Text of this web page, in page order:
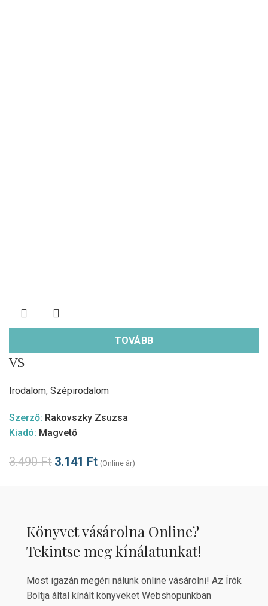
TOVÁBB
VS
Irodalom, Szépirodalom
Szerző: Rakovszky Zsuzsa
Kiadó: Magvető
3.490Ft 3.141 Ft (Online ár)
Könyvet vásárolna Online?
Tekintse meg kínálatunkat!
Most igazán megéri nálunk online vásárolni! Az Írók
Boltja által kínált könyveket Webshopunkban